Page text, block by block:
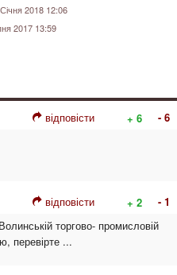
2018 12:06
2017 13:59
відповісти + 6
- 6
відповісти + 2
- 1
торгово- промисловій
перевірте ...